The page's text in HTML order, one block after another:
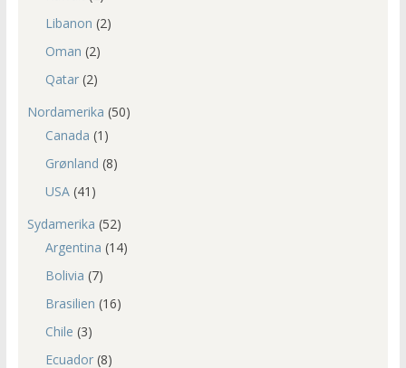
Libanon (2)
Oman (2)
Qatar(2)
Nordamerika (50)
Canada (1)
Grønland (8)
USA(41)
Sydamerika (52)
Argentina (14)
Bolivia (7)
Brasilien (16)
Chile (3)
Ecuador(8)